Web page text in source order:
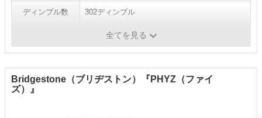
ディンプル数 302ディンプル
ホワイト／ゴールドパール
全てを見る
Bridgestone（ブリヂストン）『PHYZ（ファイ
ズ）』